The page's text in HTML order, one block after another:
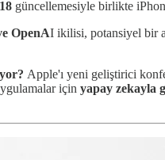
güncellemesiyle birlikte
OpenAI ikilisi, potansiyel bir
Apple'ı yeni geliştirici
için yapay zekayla